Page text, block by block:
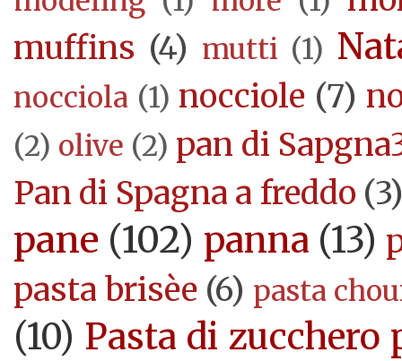
muffins (4) mutti (1)
nocciola (1) nocciole (7)
(2) olive (2) pan di
Pan di Spagna a freddo (3)
pane (102) panna (13)
pasta brisèe (6) pasta
(10) Pasta di zucchero